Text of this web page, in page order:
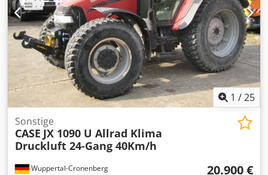
1 /25
Wuppertal-Cronenberg
Sonstige
CASE JX 1090 U Allrad Klima
Druckluft 24-Gang 40Km/h
20.900 €